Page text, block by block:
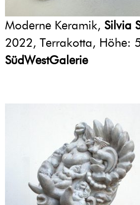
Moderne Keramik, Silvia
2022, Terrakotta, Höhe:
SüdWestGalerie